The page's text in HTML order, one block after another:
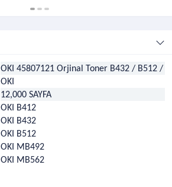
OKI 45807121 Orjinal Toner B432 / B512 /
OKI
12,000 SAYFA
OKI B412
OKI B432
OKI B512
OKI MB492
OKI MB562